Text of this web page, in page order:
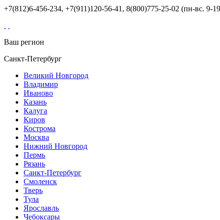
+7(812)6-456-234, +7(911)120-56-41, 8(800)775-25-02 (пн-вс. 9-
Ваш регион
Санкт-Петербург
Великий Новгород
Владимир
Иваново
Казань
Калуга
Киров
Кострома
Москва
Нижний Новгород
Пермь
Рязань
Санкт-Петербург
Смоленск
Тверь
Тула
Ярославль
Чебоксары